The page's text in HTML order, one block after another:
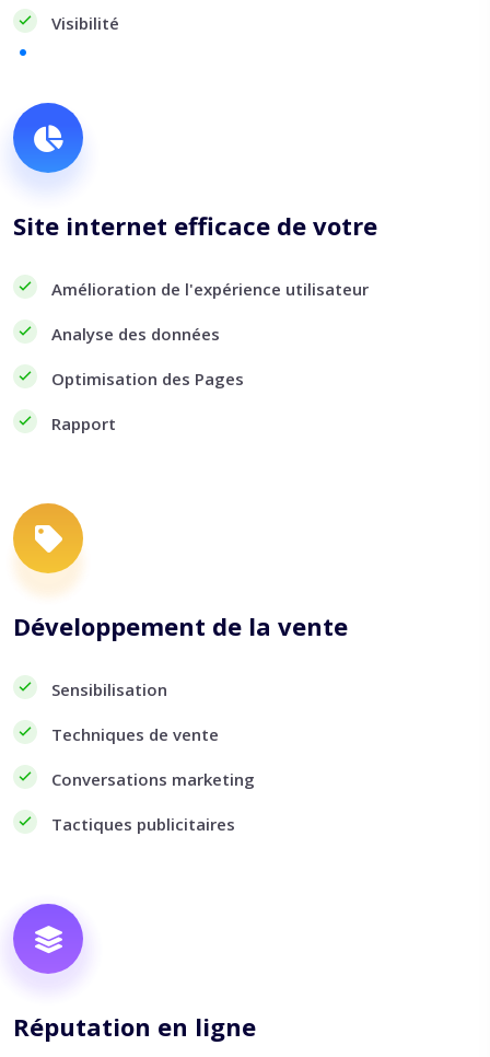
Visibilité
Site internet efficace de votre
Amélioration de l'expérience utilisateur
Analyse des données
Optimisation des Pages
Rapport
Développement de la vente
Sensibilisation
Techniques de vente
Conversations marketing
Tactiques publicitaires
Réputation en ligne